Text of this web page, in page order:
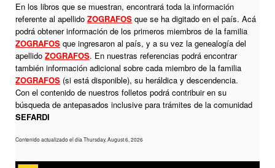
En los libros que se muestran, encontrará toda la información
referente al apellido ZOGRAFOS que se ha digitado en el país. Acá
podrá obtener información de los primeros miembros de la familia
ZOGRAFOS que ingresaron al país, y a su vez la genealogía del
apellido ZOGRAFOS. En nuestras referencias podrá encontrar
también información adicional sobre cada miembro de la familia
ZOGRAFOS (si está disponible), su heráldica y descendencia.
Con el contenido de nuestros folletos podrá contribuir en su
búsqueda de antepasados inclusive para trámites de la comunidad
SEFARDI
Contenido actualizado el día Thursday, August 6, 2026